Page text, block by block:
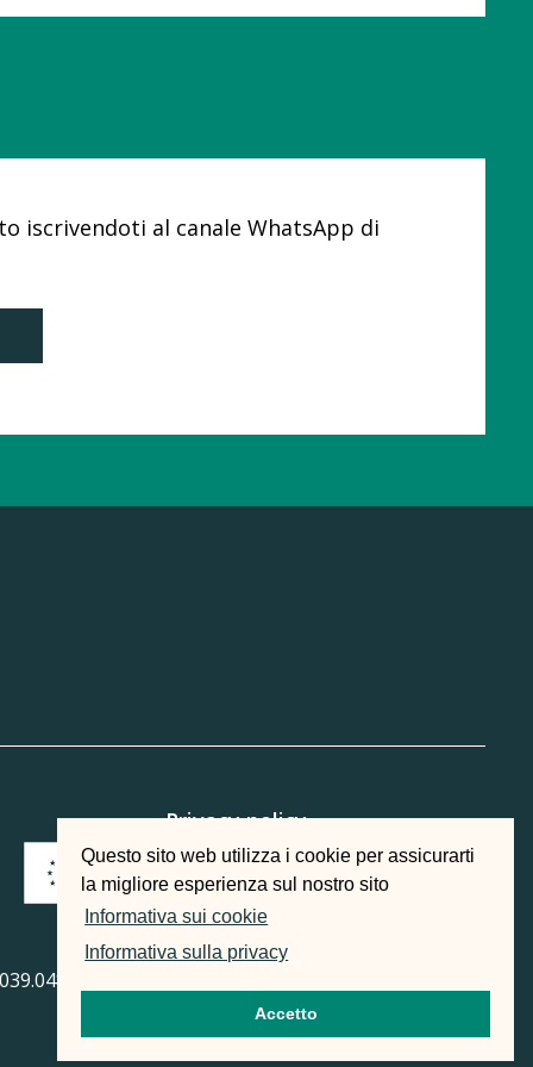
Questo sito web utilizza i cookie per assicurarti
la migliore esperienza sul nostro sito
Informativa sui cookie
Informativa sulla privacy
Accetto
iscrivendoti al canale WhatsApp di
Privacy policy
- Fax 0039.0481.547222 | p.iva e cod.